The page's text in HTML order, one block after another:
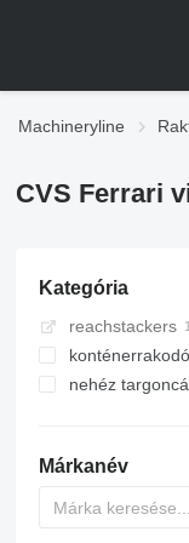
Machineryline
CVS Ferrari
Kategória
reachstackers
nehéz
Márkanév